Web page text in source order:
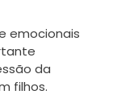
emocionais
da
filhos.